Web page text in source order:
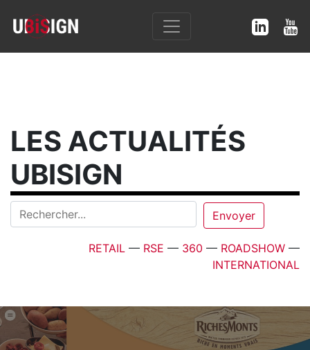
LES ACTUALITÉS
UBISIGN
RETAIL — RSE — 360 — ROADSHOW —
INTERNATIONAL